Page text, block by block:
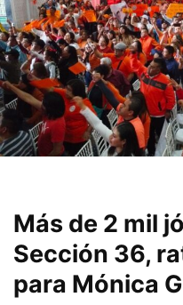
Más de 2 mil
Sección 36,
para Mónica